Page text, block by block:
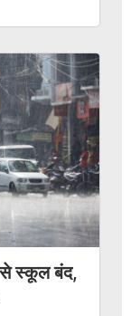
से स्कूल बंद,